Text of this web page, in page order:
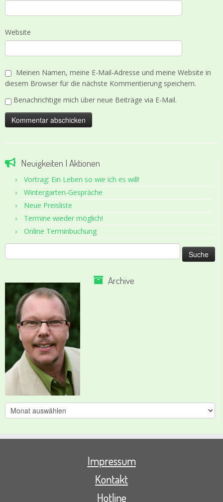
Website
Meinen Namen, meine E-Mail-Adresse und meine Website in
diesem Browser für die nächste Kommentierung speichern.
Benachrichtige mich über neue Beiträge via E-Mail.
Neuigkeiten | Aktionen
Vortrag: Ein Leben so wie ich es will!
Wintergarten-Gespräche
Neue Preisliste
Termine wieder möglich!
Online Terminbuchung
nach:
Archive
Archive
Impressum
Kontakt
Hotline